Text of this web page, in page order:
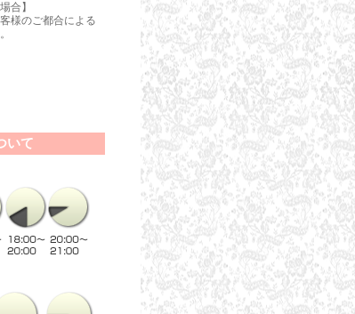
合】
様のご都合による
いて